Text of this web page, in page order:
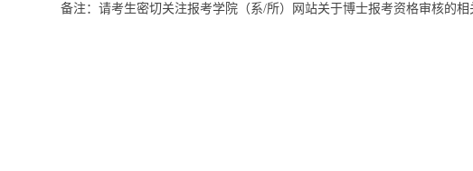
备注：请考生密切关注报考学院（系/所）网站关于博士报考资格审核的相